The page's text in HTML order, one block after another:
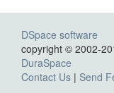
DSpace software
copyright © 2002-
DuraSpace
Contact Us | Send